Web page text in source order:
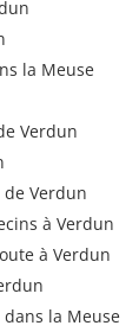
la Meuse
Verdun
Verdun
à Verdun
à Verdun
la Meuse